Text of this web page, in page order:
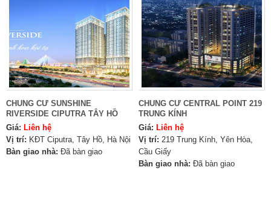
CHUNG CƯ SUNSHINE
RIVERSIDE CIPUTRA TÂY HỒ
Giá: Liên hệ
Vị trí: KĐT Ciputra, Tây Hồ, Hà Nội
Bàn giao nhà: Đã bàn giao
CHUNG CƯ CENTRAL POINT 219
TRUNG KÍNH
Giá: Liên hệ
Vị trí: 219 Trung Kính, Yên Hòa,
Cầu Giấy
Bàn giao nhà: Đã bàn giao